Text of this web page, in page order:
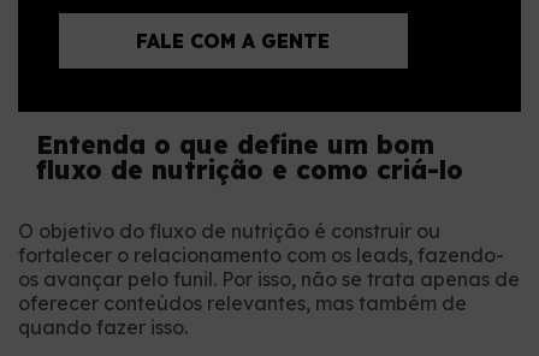
FALE COM A GENTE
Entenda o que define um bom
fluxo de nutrição e como criá-lo
O objetivo do fluxo de nutrição é construir ou
fortalecer o relacionamento com os leads, fazendo-
os avançar pelo funil. Por isso, não se trata apenas de
oferecer conteúdos relevantes, mas também de
quando fazer isso.